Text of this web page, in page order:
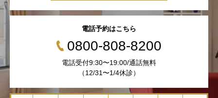
電話予約はこちら
0800-808-8200
電話受付9:30〜19:00/通話無料
（12/31〜1/4休診）